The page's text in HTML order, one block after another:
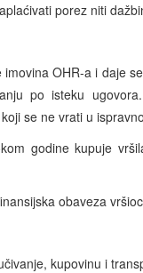
porez niti
OHR-a i daje
po isteku
se ne vrati u
godine kupuje
obaveza
kupovinu i